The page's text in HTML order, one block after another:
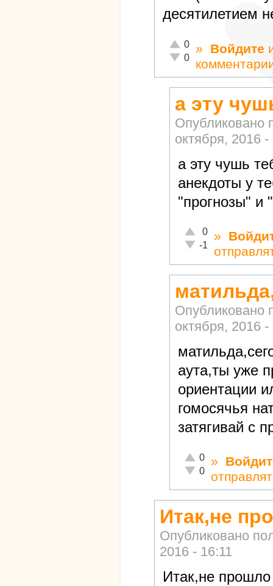
десятилетием
Отлично!
0
Неадекватно!
0
» Войдите
а эту
Опубликовано
октября, 2016 -
а эту чушь
анекдоты у
"прогнозы" и
Отлично!
0
Неадекватно!
-1
»
Опубликовано
октября, 2016 -
аута,ты уже
ориентации
гомосячья
затягивай с
Отлично!
0
Неадекватно!
0
»
Итак,не
Опубликовано
2016 - 16:11
Итак,не